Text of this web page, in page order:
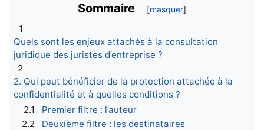
Sommaire
1
Quels sont les enjeux attachés à la consultation
juridique des juristes d’entreprise ?
2
2. Qui peut bénéficier de la protection attachée à la
confidentialité et à quelles conditions ?
2.1
Premier filtre : l’auteur
2.2
Deuxième filtre : les destinataires